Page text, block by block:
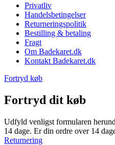
Privatliv
Handelsbetingelser
Returneringspolitik
Bestilling & betaling
Fragt
Om Badekaret.dk
Kontakt Badekaret.dk
Fortryd køb
Fortryd dit køb
Udfyld venligst formularen
14 dage. Er din ordre over 14
Returnering